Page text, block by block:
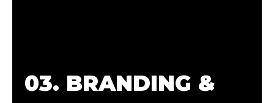
03. BRANDING &